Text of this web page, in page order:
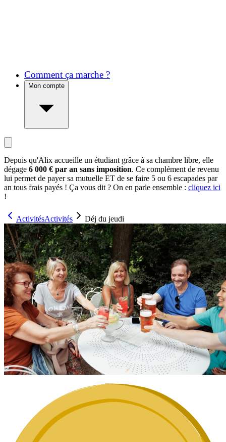
Comment ça marche ?
Mon compte
Depuis qu'Alix accueille un étudiant grâce à sa chambre libre, elle
dégage 6 000 € par an sans imposition. Ce complément de revenu
lui permet de payer sa mutuelle ET de se faire 5 ou 6 escapades par
an tous frais payés ! Ça vous dit ? On en parle ensemble : cliquez ici
!
ActivitésActivités Déj du jeudi